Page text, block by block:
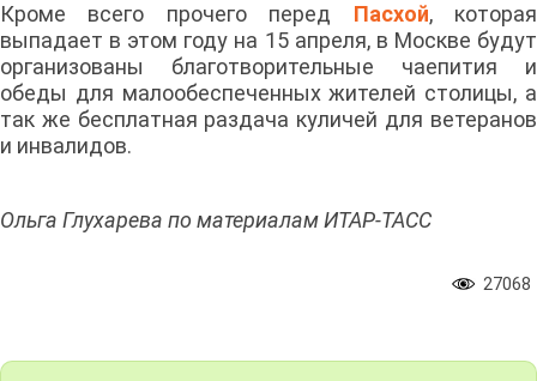
Кроме всего прочего перед Пасхой, которая
выпадает в этом году на 15 апреля, в Москве будут
организованы благотворительные чаепития и
обеды для малообеспеченных жителей столицы, а
так же бесплатная раздача куличей для ветеранов
и инвалидов.
Ольга Глухарева по материалам ИТАР-ТАСС
27068